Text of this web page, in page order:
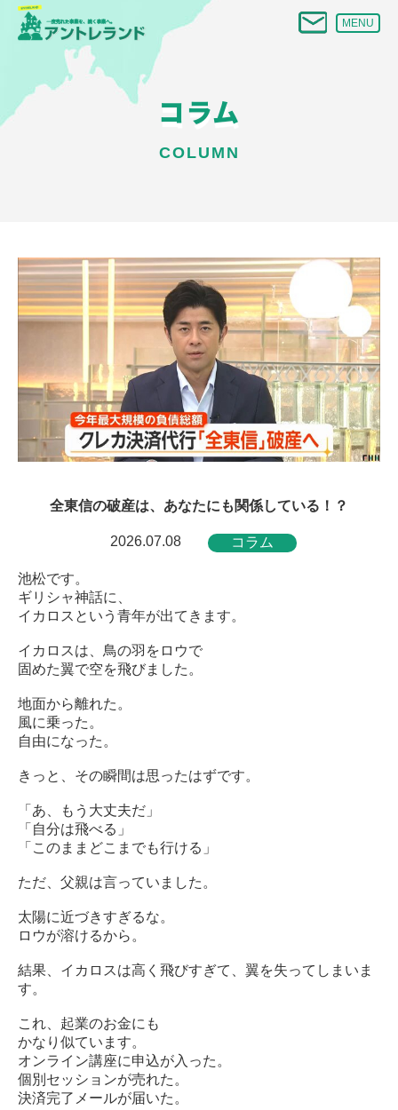
MENU
コラム
COLUMN
全東信の破産は、あなたにも関係している！？
2026.07.08 コラム
池松です。
ギリシャ神話に、
イカロスという青年が出てきます。
イカロスは、鳥の羽をロウで
固めた翼で空を飛びました。
地面から離れた。
風に乗った。
自由になった。
きっと、その瞬間は思ったはずです。
「あ、もう大丈夫だ」
「自分は飛べる」
「このままどこまでも行ける」
ただ、父親は言っていました。
太陽に近づきすぎるな。
ロウが溶けるから。
結果、イカロスは高く飛びすぎて、翼を失ってしまいま
す。
これ、起業のお金にも
かなり似ています。
オンライン講座に申込が入った。
個別セッションが売れた。
決済完了メールが届いた。